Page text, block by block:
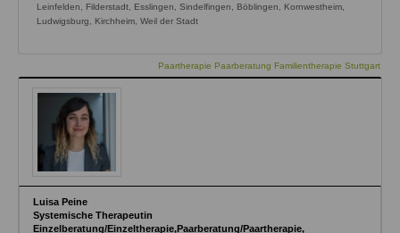
Leinfelden, Filderstadt, Esslingen, Sindelfingen, Böblingen, Kornwestheim,
Ludwigsburg, Kirchheim, Weil der Stadt
Paartherapie Paarberatung Familientherapie Stuttgart
Luisa Peine
Systemische Therapeutin
Einzelberatung/Einzeltherapie,Paarberatung/Paartherapie,